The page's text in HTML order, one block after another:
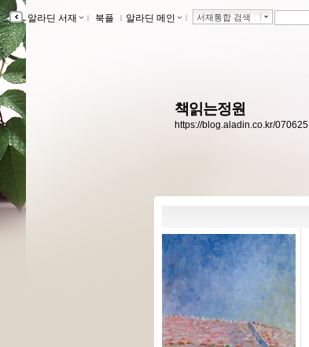
알라딘 서재 ｌ 북플 ｌ 알라딘 메인 ｌ 서재통합 검색
책읽는정원
https://blog.aladin.co.kr/070625